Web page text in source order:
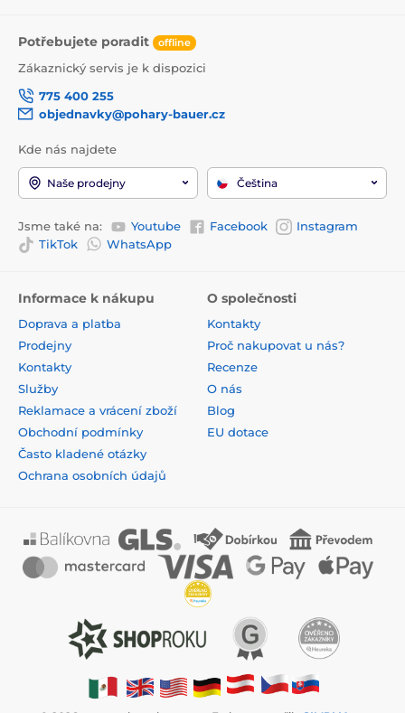
Potřebujete poradit offline
Zákaznický servis je k dispozici
775 400 255
objednavky@pohary-bauer.cz
Kde nás najdete
Naše prodejny Čeština
Jsme také na: Youtube Facebook
Instagram
TikTok
WhatsApp
Informace k nákupu
Doprava a platba
Prodejny
Kontakty
Služby
Reklamace a vrácení zboží
Obchodní podmínky
Často kladené otázky
Ochrana osobních údajů
O společnosti
Kontakty
Proč nakupovat u nás?
Recenze
O nás
Blog
EU dotace